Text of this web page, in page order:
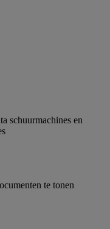
schuurmachines en
te tonen